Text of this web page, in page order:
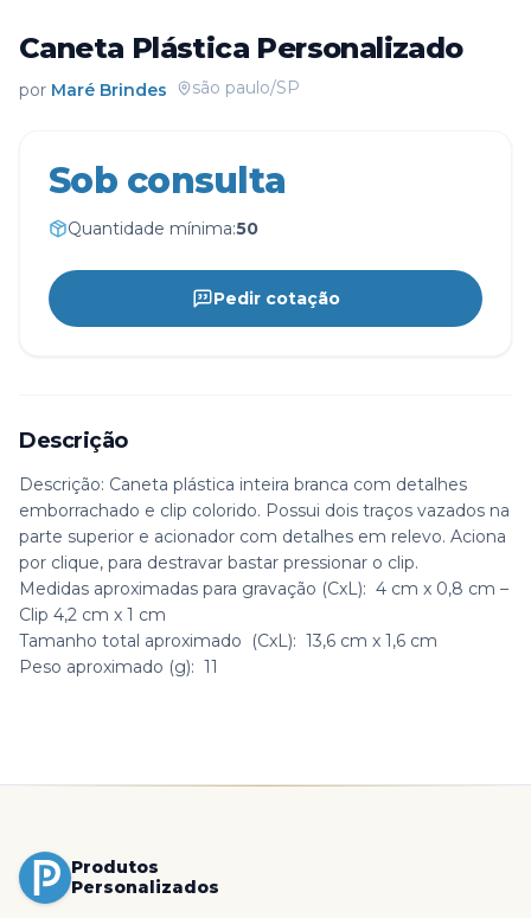
Caneta Plástica Personalizado
por Maré Brindes são paulo/SP
Sob consulta
Quantidade mínima:50
Pedir cotação
Descrição
Descrição: Caneta plástica inteira branca com detalhes
emborrachado e clip colorido. Possui dois traços vazados na
parte superior e acionador com detalhes em relevo. Aciona
por clique, para destravar bastar pressionar o clip.
Medidas aproximadas para gravação (CxL): 4 cm x 0,8 cm –
Clip 4,2 cm x 1 cm
Tamanho total aproximado
(CxL): 13,6 cm x 1,6 cm
Peso aproximado (g): 11
Produtos
Personalizados